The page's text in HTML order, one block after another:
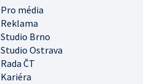
Pro média
Reklama
Studio Brno
Studio Ostrava
Rada ČT
Kariéra